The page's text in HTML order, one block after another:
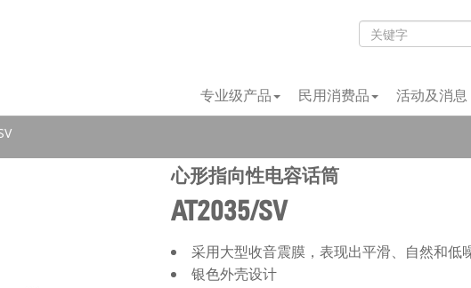
专业级产品 民用消费品 活动及消息
心形指向性电容话筒
AT2035/SV
采用大型收音震膜，表现出平滑、自然和低
银色外壳设计